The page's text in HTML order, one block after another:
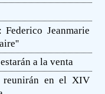
Jeanmarie
a la venta
reunirán en el XIV